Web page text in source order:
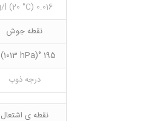
0.016 g/l (20 °C)
نقطه جوش
195 °C (1013 hPa)
درجه ذوب
نقطه ی اشتعال